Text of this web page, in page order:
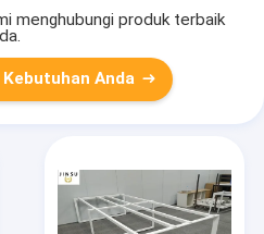
menghubungi produk terbaik
Anda